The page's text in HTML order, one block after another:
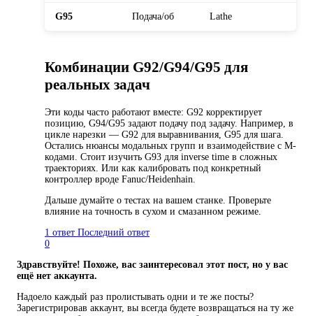
G95 Подача/об Lathe
Комбинации G92/G94/G95 для
реальных задач
Эти коды часто работают вместе: G92 корректирует
позицию, G94/G95 задают подачу под задачу. Например, в
цикле нарезки — G92 для выравнивания, G95 для шага.
Остались нюансы модальных групп и взаимодействие с M-
кодами. Стоит изучить G93 для inverse time в сложных
траекториях. Или как калибровать под конкретный
контроллер вроде Fanuc/Heidenhain.
Дальше думайте о тестах на вашем станке. Проверьте
влияние на точность в сухом и смазанном режиме.
1 ответ Последний ответ
0
Здравствуйте! Похоже, вас заинтересовал этот пост, но у вас
ещё нет аккаунта.
Надоело каждый раз пролистывать одни и те же посты?
Зарегистрировав аккаунт, вы всегда будете возвращаться на ту же